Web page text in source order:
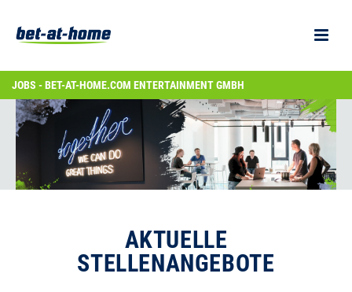
JOBS - BET-AT-HOME.COM ENTERTAINMENT GMBH
AKTUELLE
STELLENANGEBOTE